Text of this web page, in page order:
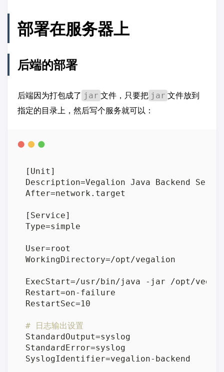
部署在服务器上
后端的部署
后端因为打包成了 jar 文件，只要把 jar 文件放到
指定的目录上，然后写个服务就可以：
[Unit]
Description=Vegalion Java Backend
After=network.target
[Service]
Type=simple
User=root
WorkingDirectory=/opt/vegalion
ExecStart=/usr/bin/java -jar /opt/
Restart=on-failure
RestartSec=10
# 日志输出设置
StandardOutput=syslog
StandardError=syslog
SyslogIdentifier=vegalion-backend